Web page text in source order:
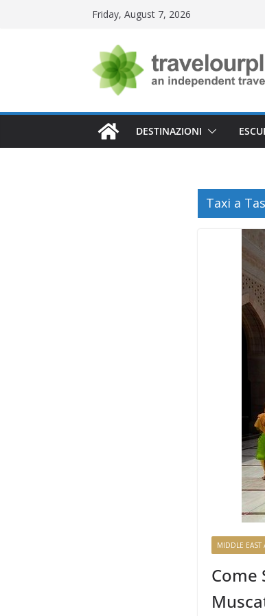
Friday, August 7, 2026
DESTINAZIONI
Taxi a
MIDDLE EAST
Come